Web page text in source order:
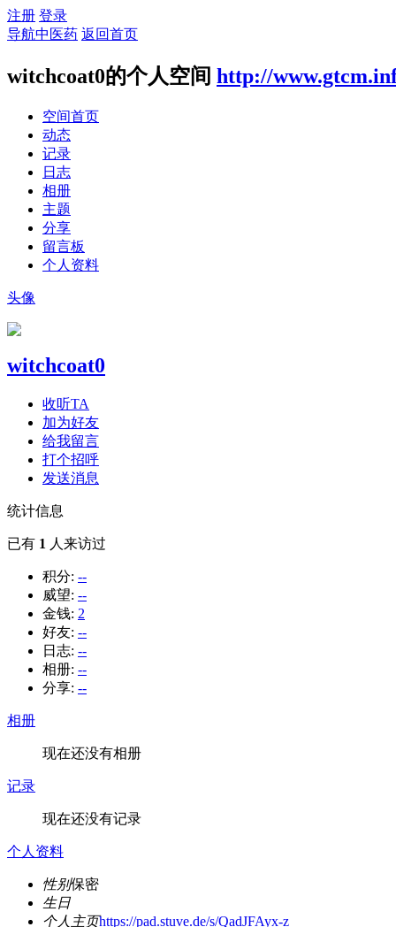
注册 登录
导航中医药 返回首页
witchcoat0的个人空间 http://
空间首页
动态
记录
日志
相册
主题
分享
留言板
个人资料
头像
witchcoat0
收听TA
加为好友
给我留言
打个招呼
发送消息
统计信息
已有 1 人来访过
积分: --
威望: --
金钱: 2
好友: --
日志: --
相册: --
分享: --
相册
现在还没有相册
记录
现在还没有记录
个人资料
性别保密
生日
个人主页https://pad.stuve.de/s/QadJFAyx-z